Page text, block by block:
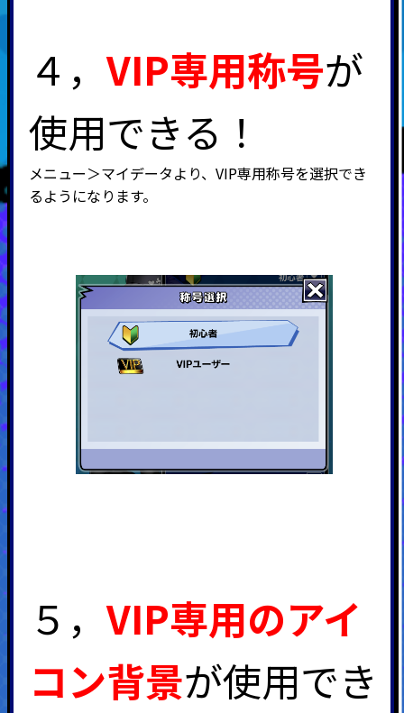
４， VIP専用称号が
使用できる！
メニュー＞マイデータより、 VIP専用称号を選択でき
るようになります。
５， VIP専用のアイ
コン背景が使用でき